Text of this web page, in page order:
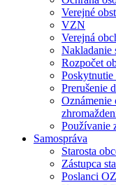
Verejné
VZN
Verejná
Nakladanie
Rozpočet
Prerušenie
Oznámenie
Používanie
Samospráva
Starosta
Zástupca
Poslanci OZ